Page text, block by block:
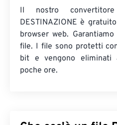
Il nostro
DESTINAZIONE è
browser web.
file. I file sono protetti
bit e vengono eliminati
poche ore.